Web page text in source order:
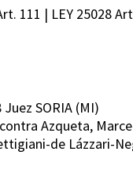
111 | LEY 25028
SORIA (MI)
Azqueta,
de Lázzari-